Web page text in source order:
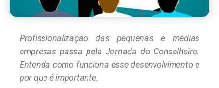
Profissionalização das pequenas e médias
empresas passa pela Jornada do Conselheiro.
Entenda como funciona esse desenvolvimento e
por que é importante.